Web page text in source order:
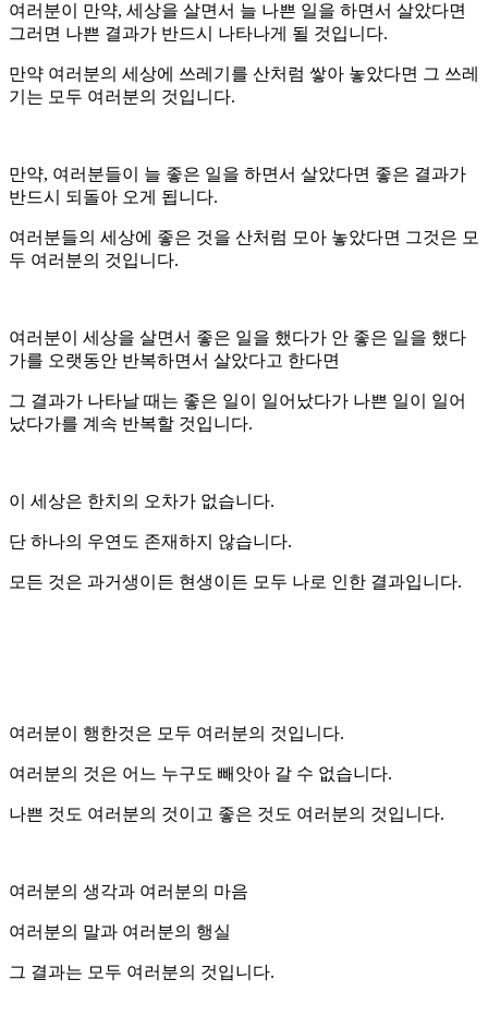
여러분이 만약, 세상을 살면서 늘 나쁜 일을 하면서 살았다면
그러면 나쁜 결과가 반드시 나타나게 될 것입니다.
만약 여러분의 세상에 쓰레기를 산처럼 쌓아 놓았다면 그 쓰레
기는 모두 여러분의 것입니다.
만약, 여러분들이 늘 좋은 일을 하면서 살았다면 좋은 결과가
반드시 되돌아 오게 됩니다.
여러분들의 세상에 좋은 것을 산처럼 모아 놓았다면 그것은 모
두 여러분의 것입니다.
여러분이 세상을 살면서 좋은 일을 했다가 안 좋은 일을 했다
가를 오랫동안 반복하면서 살았다고 한다면
그 결과가 나타날 때는 좋은 일이 일어났다가 나쁜 일이 일어
났다가를 계속 반복할 것입니다.
이 세상은 한치의 오차가 없습니다.
단 하나의 우연도 존재하지 않습니다.
모든 것은 과거생이든 현생이든 모두 나로 인한 결과입니다.
여러분이 행한것은 모두 여러분의 것입니다.
여러분의 것은 어느 누구도 빼앗아 갈 수 없습니다.
나쁜 것도 여러분의 것이고 좋은 것도 여러분의 것입니다.
여러분의 생각과 여러분의 마음
여러분의 말과 여러분의 행실
그 결과는 모두 여러분의 것입니다.